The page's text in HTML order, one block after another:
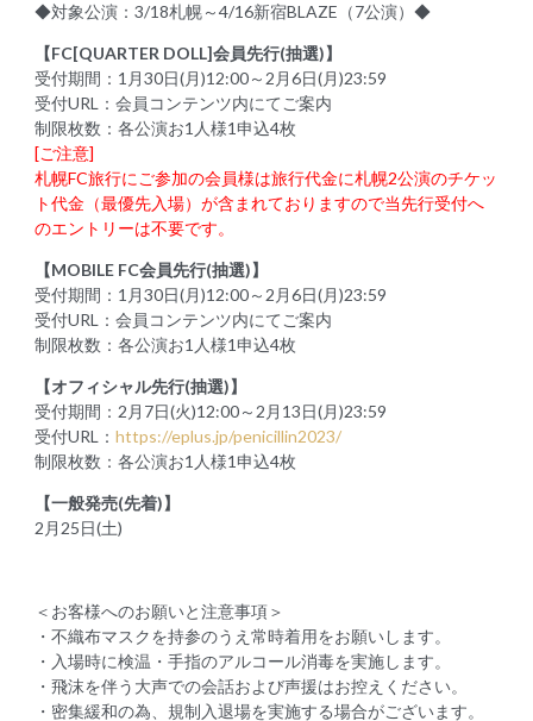
◆対象公演：3/18札幌～4/16新宿BLAZE（7公演）◆
【FC[QUARTER DOLL]会員先行(抽選)】
受付期間：1月30日(月)12:00～2月6日(月)23:59
受付URL：会員コンテンツ内にてご案内
制限枚数：各公演お1人様1申込4枚
[ご注意]
札幌FC旅行にご参加の会員様は旅行代金に札幌2公演のチケッ
ト代金（最優先入場）が含まれておりますので当先行受付へ
のエントリーは不要です。
【MOBILE FC会員先行(抽選)】
受付期間：1月30日(月)12:00～2月6日(月)23:59
受付URL：会員コンテンツ内にてご案内
制限枚数：各公演お1人様1申込4枚
【オフィシャル先行(抽選)】
受付期間：2月7日(火)12:00～2月13日(月)23:59
受付URL： https://eplus.jp/penicillin2023/
制限枚数：各公演お1人様1申込4枚
【一般発売(先着)】
2月25日(土)
＜お客様へのお願いと注意事項＞
・不織布マスクを持参のうえ常時着用をお願いします。
・入場時に検温・手指のアルコール消毒を実施します。
・飛沫を伴う大声での会話および声援はお控えください。
・密集緩和の為、規制入退場を実施する場合がございます。